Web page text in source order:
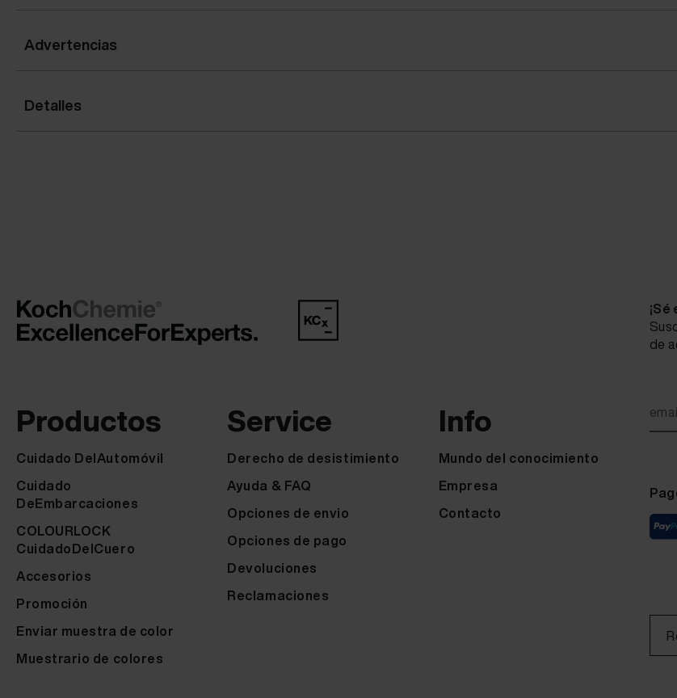
Advertencias
Detalles
Productos
Cuidado DelAutomóvil
Cuidado
DeEmbarcaciones
COLOURLOCK
CuidadoDelCuero
Accesorios
Promoción
Enviar muestra de color
Muestrario de colores
Service
Derecho de desistimiento
Ayuda & FAQ
Opciones de envio
Opciones de pago
Devoluciones
Reclamaciones
Info
Mundo del conocimiento
Empresa
Contacto
de